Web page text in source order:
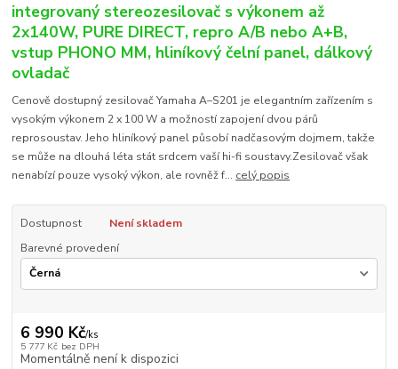
integrovaný stereozesilovač s výkonem až
2x140W, PURE DIRECT, repro A/B nebo A+B,
vstup PHONO MM, hliníkový čelní panel, dálkový
ovladač
Cenově dostupný zesilovač Yamaha A–S201 je elegantním zařízením s
vysokým výkonem 2 x 100 W a možností zapojení dvou párů
reprosoustav. Jeho hliníkový panel působí nadčasovým dojmem, takže
se může na dlouhá léta stát srdcem vaší hi-fi soustavy.Zesilovač však
nenabízí pouze vysoký výkon, ale rovněž f... celý popis
Dostupnost
Není skladem
Barevné provedení
6 990 Kč/ks
5 777 Kč bez DPH
Momentálně není k dispozici